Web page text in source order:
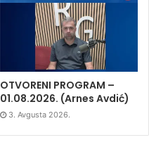
OTVORENI PROGRAM –
01.08.2026. (Arnes Avdić)
3. Avgusta 2026.